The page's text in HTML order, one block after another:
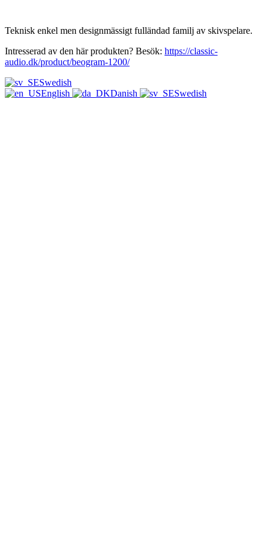
Teknisk enkel men designmässigt fulländad familj av skivspelare.
Intresserad av den här produkten? Besök: https://classic-
audio.dk/product/beogram-1200/
Swedish
English
Danish Swedish